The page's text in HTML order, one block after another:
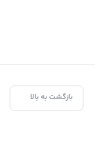
بازگشت به بالا